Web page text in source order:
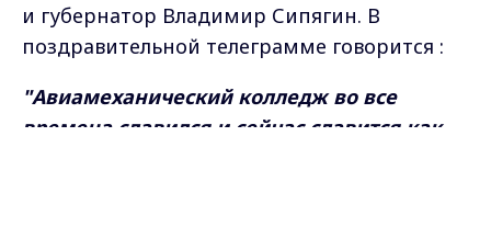
и губернатор Владимир Сипягин. В
поздравительной телеграмме говорится :
"Авиамеханический колледж во все
времена славился и сейчас славится как